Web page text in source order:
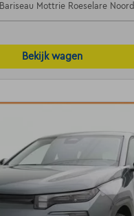
Bariseau Mottrie Roeselare Noord
Bekijk wagen